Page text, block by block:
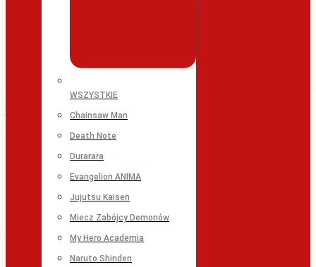
WSZYSTKIE
Chainsaw Man
Death Note
Durarara
Evangelion ANIMA
Jujutsu Kaisen
Miecz Zabójcy Demonów
My Hero Academia
Naruto Shinden